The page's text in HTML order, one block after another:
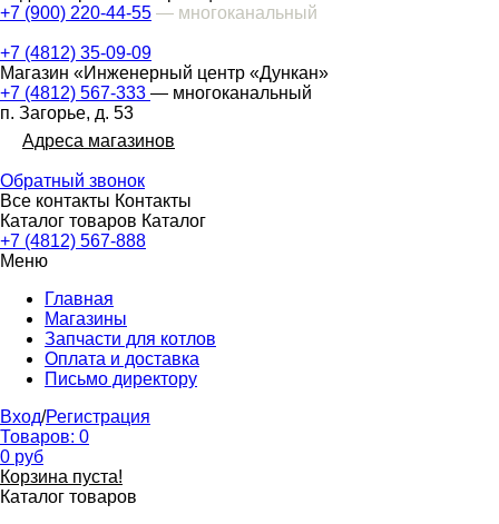
+7 (900) 220-44-55 — многоканальный
+7 (4812) 35-09-09
Магазин «Инженерный центр «Дункан»
+7 (4812) 567-333 — многоканальный
п. Загорье, д. 53
Адреса магазинов
Обратный звонок
Все контакты Контакты
Каталог товаров Каталог
+7 (4812) 567-888
Меню
Главная
Магазины
Запчасти для котлов
Оплата и доставка
Письмо директору
Вход/Регистрация
Товаров: 0
0 руб
Корзина пуста!
Каталог товаров